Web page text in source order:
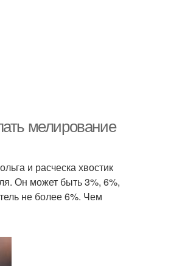
мелирование
и расческа хвостик
Он может быть 3%, 6%,
не более 6%. Чем